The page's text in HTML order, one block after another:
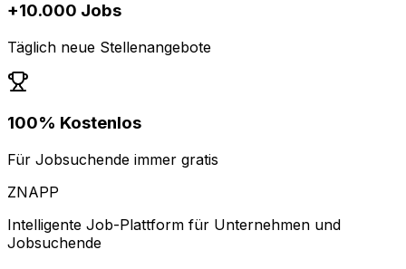
+10.000 Jobs
Täglich neue Stellenangebote
100% Kostenlos
Für Jobsuchende immer gratis
ZNAPP
Intelligente Job-Plattform für Unternehmen und
Jobsuchende